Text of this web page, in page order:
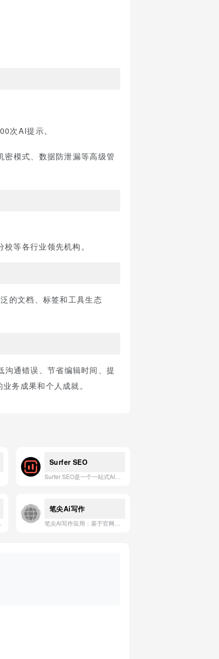
次AI提示。
模式、数据防泄漏等高级管
等各行业领先机构。
的文档、标签和工具生态
通错误、节省编辑时间、提
务成果和个人成就。
Surfer SEO
笔尖Ai写作